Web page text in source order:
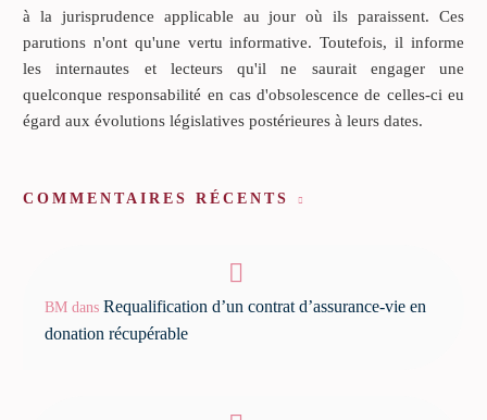
à la jurisprudence applicable au jour où ils paraissent. Ces
parutions n'ont qu'une vertu informative. Toutefois, il informe
les internautes et lecteurs qu'il ne saurait engager une
quelconque responsabilité en cas d'obsolescence de celles-ci eu
égard aux évolutions législatives postérieures à leurs dates.
COMMENTAIRES RÉCENTS
BM dans Requalification d’un contrat d’assurance-vie en
donation récupérable